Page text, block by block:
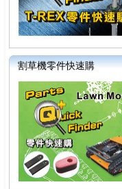
割草機零件快速購